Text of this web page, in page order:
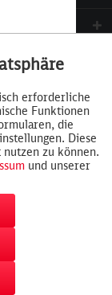
Aktiv
Inaktiv
erforderliche
Funktionen
die
Diese
zu können.
und unserer